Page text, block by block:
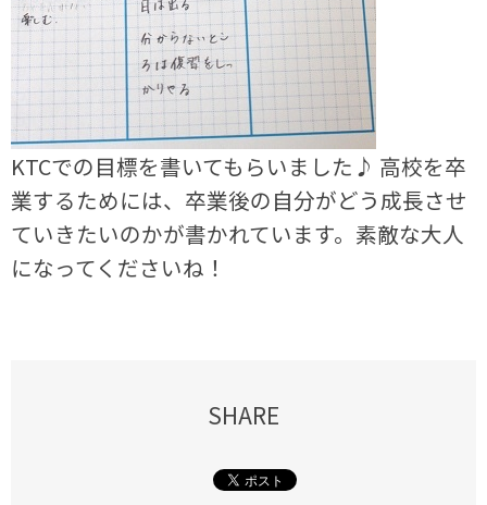
KTCでの目標を書いてもらいました♪ 高校を卒
業するためには、卒業後の自分がどう成長させ
ていきたいのかが書かれています。素敵な大人
になってくださいね！
SHARE